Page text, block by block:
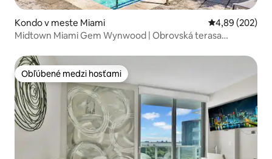
Kondo v meste Miami Priemerné
4,89 (202)
Midtown Miami Gem Wynwood | Obrovská terasa
Obľúbené medzi hosťami
Obľúbené medzi hosťami